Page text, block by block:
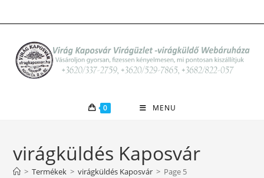
to
0 MENU
virágküldés Kaposvár
> Termékek > virágküldés Kaposvár > Page 5